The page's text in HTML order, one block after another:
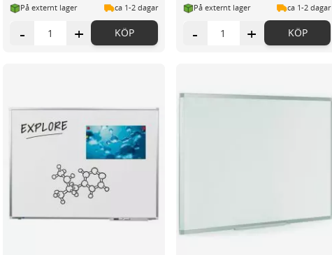
På externt lager ca 1-2 dagar
- + KÖP
På externt lager ca 1-2 dagar
- + KÖP